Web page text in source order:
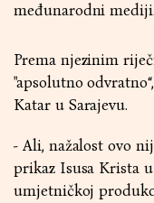
međunarodni mediji.
Prema njezinim
"apsolutno
Katar u Sarajevu.
- Ali, nažalost ovo
prikaz Isusa Krista
umjetničkoj